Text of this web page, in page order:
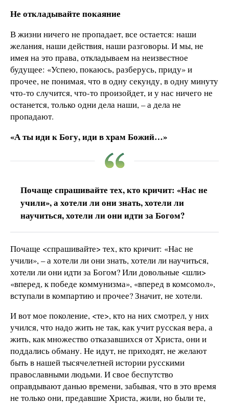
Не откладывайте покаяние
В жизни ничего не пропадает, все остается: наши
желания, наши действия, наши разговоры. И мы, не
имея на это права, откладываем на неизвестное
будущее: «Успею, покаюсь, разберусь, приду» и
прочее, не понимая, что в одну секунду, в одну минуту
что-то случится, что-то произойдет, и у нас ничего не
останется, только одни дела наши, – а дела не
пропадают.
«А ты иди к Богу, иди в храм Божий…»
Почаще спрашивайте тех, кто кричит: «Нас не
учили», а хотели ли они знать, хотели ли
научиться, хотели ли они идти за Богом?
Почаще <спрашивайте> тех, кто кричит: «Нас не
учили», – а хотели ли они знать, хотели ли научиться,
хотели ли они идти за Богом? Или довольные <шли>
«вперед, к победе коммунизма», «вперед в комсомол»,
вступали в компартию и прочее? Значит, не хотели.
И вот мое поколение, <те>, кто на них смотрел, у них
учился, что надо жить не так, как учит русская вера, а
жить, как множество отказавшихся от Христа, они и
поддались обману. Не идут, не приходят, не желают
быть в нашей тысячелетней истории русскими
православными людьми. И свое беспутство
оправдывают данью времени, забывая, что в это время
не только они, предавшие Христа, жили, но были те,